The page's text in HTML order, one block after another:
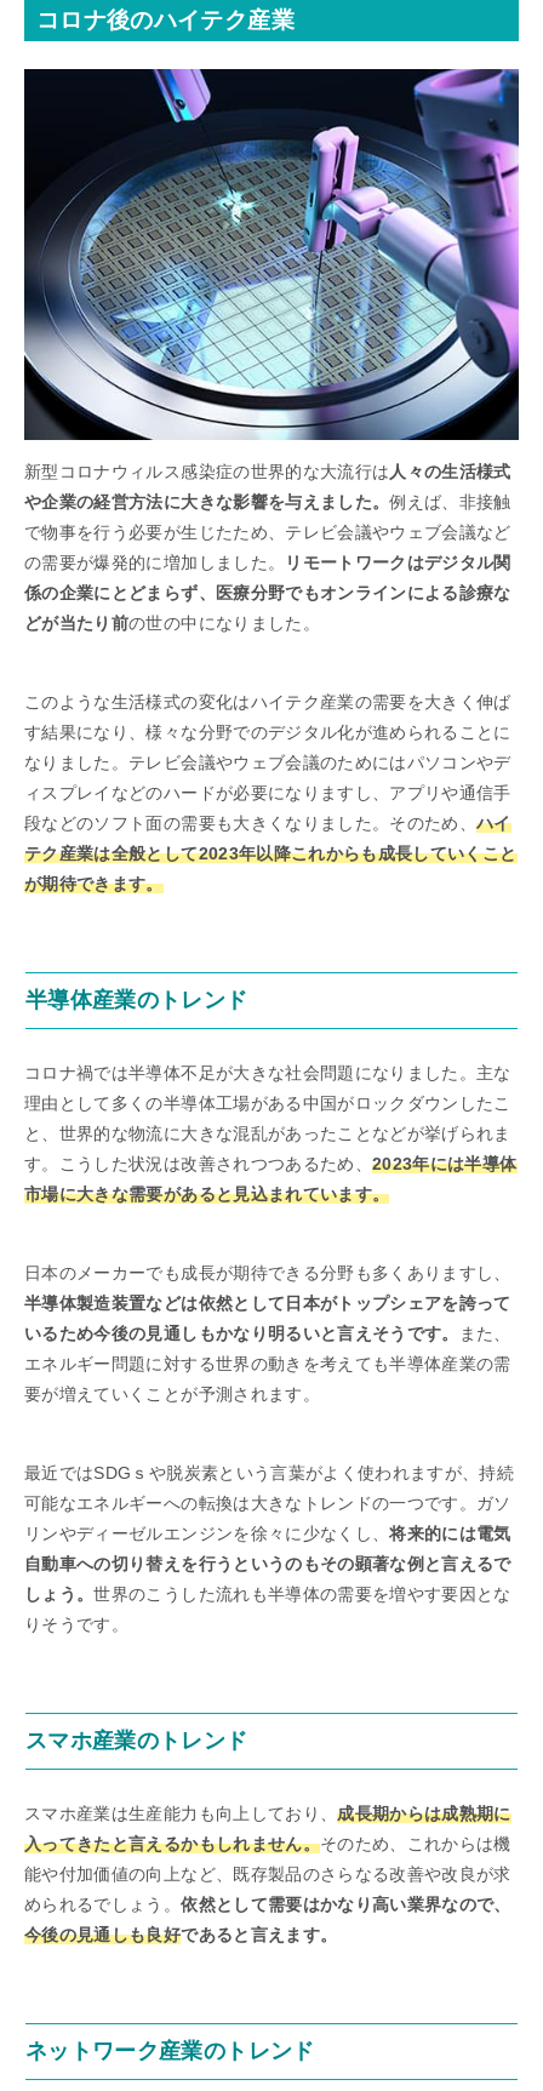
コロナ後のハイテク産業
新型コロナウィルス感染症の世界的な大流行は人々の生活様式
や企業の経営方法に大きな影響を与えました。例えば、非接触
で物事を行う必要が生じたため、テレビ会議やウェブ会議など
の需要が爆発的に増加しました。
リモートワークはデジタル関
係の企業にとどまらず、医療分野でもオンラインによる診療な
どが当たり前の世の中になりました。
このような生活様式の変化はハイテク産業の需要を大きく伸ば
す結果になり、様々な分野でのデジタル化が進められることに
なりました。テレビ会議やウェブ会議のためにはパソコンやデ
ィスプレイなどのハードが必要になりますし、アプリや通信手
段などのソフト面の需要も大きくなりました。そのため、ハイ
テク産業は全般として2023年以降これからも成長していくこと
が期待できます。
半導体産業のトレンド
コロナ禍では半導体不足が大きな社会問題になりました。主な
理由として多くの半導体工場がある中国がロックダウンしたこ
と、世界的な物流に大きな混乱があったことなどが挙げられま
す。こうした状況は改善されつつあるため、 2023年には半導体
市場に大きな需要があると見込まれています。
日本のメーカーでも成長が期待できる分野も多くありますし、
半導体製造装置などは依然として日本がトップシェアを誇って
いるため今後の見通しもかなり明るいと言えそうです。
また、
エネルギー問題に対する世界の動きを考えても半導体産業の需
要が増えていくことが予測されます。
最近ではSDGｓや脱炭素という言葉がよく使われますが、持続
可能なエネルギーへの転換は大きなトレンドの一つです。ガソ
リンやディーゼルエンジンを徐々に少なくし、将来的には電気
自動車への切り替えを行うというのもその顕著な例と言えるで
しょう。世界のこうした流れも半導体の需要を増やす要因とな
りそうです。
スマホ産業のトレンド
スマホ産業は生産能力も向上しており、成長期からは成熟期に
入ってきたと言えるかもしれません。そのため、これからは機
能や付加価値の向上など、既存製品のさらなる改善や改良が求
められるでしょう。依然として需要はかなり高い業界なので、
今後の見通しも良好であると言えます。
ネットワーク産業のトレンド